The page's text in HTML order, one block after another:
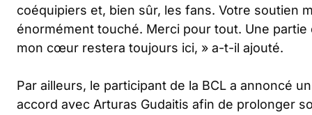
coéquipiers et, bien sûr, les fans. Votre soutien
énormément touché. Merci pour tout. Une partie
mon cœur restera toujours ici, » a-t-il ajouté.
Par ailleurs, le participant de la BCL a annoncé un
accord avec Arturas Gudaitis afin de prolonger